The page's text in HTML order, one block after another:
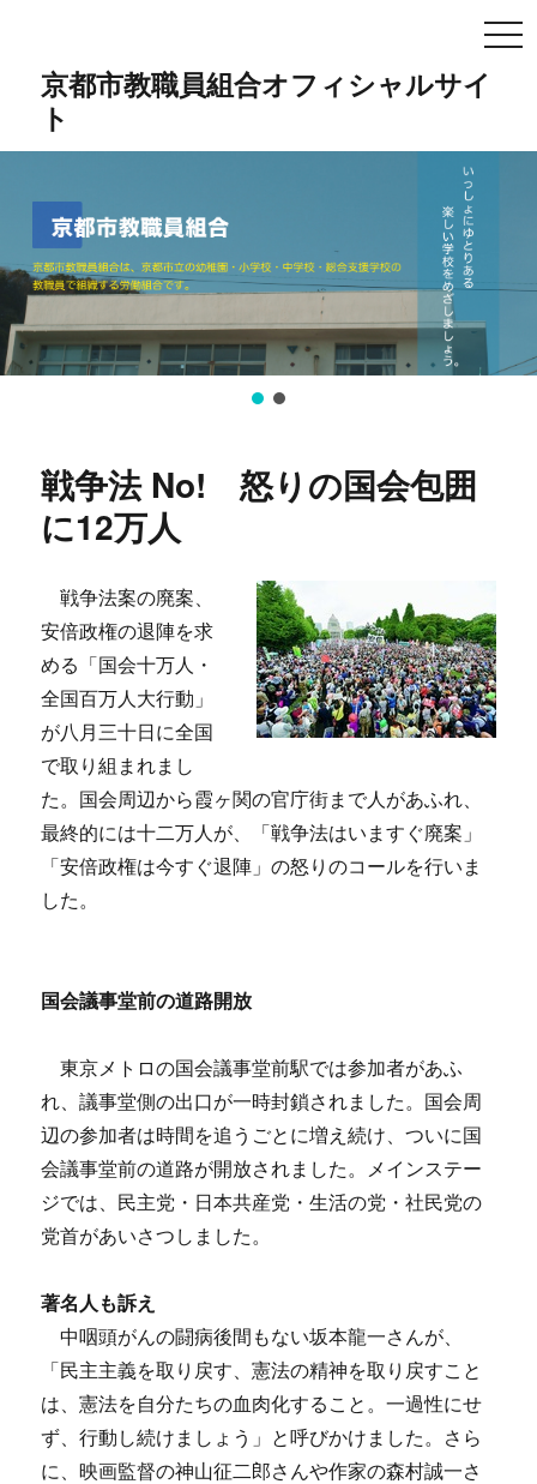
京都市教職員組合オフィシャルサイ
ト
戦争法 No! 怒りの国会包囲
に12万人
戦争法案の廃案、
安倍政権の退陣を求
める「国会十万人・
全国百万人大行動」
が八月三十日に全国
で取り組まれまし
た。国会周辺から霞ヶ関の官庁街まで人があふれ、
最終的には十二万人が、「戦争法はいますぐ廃案」
「安倍政権は今すぐ退陣」の怒りのコールを行いま
した。
国会議事堂前の道路開放
東京メトロの国会議事堂前駅では参加者があふ
れ、議事堂側の出口が一時封鎖されました。国会周
辺の参加者は時間を追うごとに増え続け、ついに国
会議事堂前の道路が開放されました。メインステー
ジでは、民主党・日本共産党・生活の党・社民党の
党首があいさつしました。
著名人も訴え
中咽頭がんの闘病後間もない坂本龍一さんが、
「民主主義を取り戻す、憲法の精神を取り戻すこと
は、憲法を自分たちの血肉化すること。一過性にせ
ず、行動し続けましょう」と呼びかけました。さら
に、映画監督の神山征二郎さんや作家の森村誠一さ